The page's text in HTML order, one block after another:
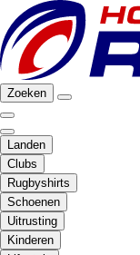
Zoeken
Landen
Clubs
Rugbyshirts
Schoenen
Uitrusting
Kinderen